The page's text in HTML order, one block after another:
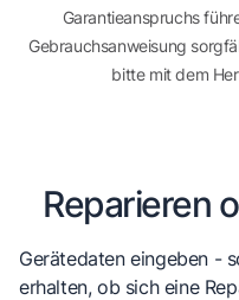
Garantieanspruchs
Gebrauchsanweisung
bitte mit dem
Reparieren
Gerätedaten eingeben -
erhalten, ob sich eine